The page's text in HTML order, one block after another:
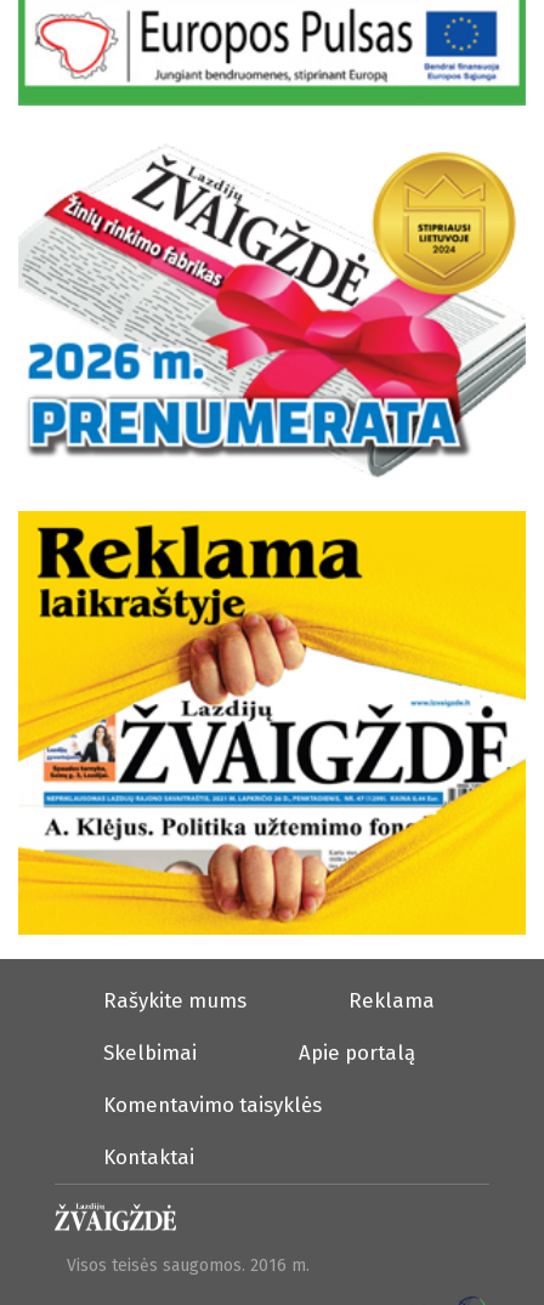
Rašykite mums Reklama
Skelbimai Apie portalą
Komentavimo taisyklės
Kontaktai
Visos teisės saugomos. 2016 m.